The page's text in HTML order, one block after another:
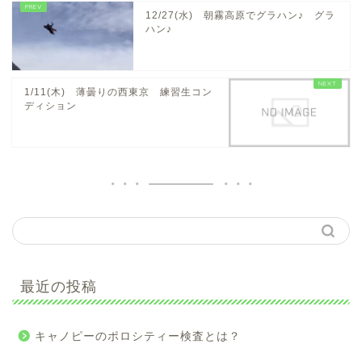
12/27(水) 朝霧高原でグラハン♪ グラ
ハン♪
1/11(木) 薄曇りの西東京 練習生コン
ディション
最近の投稿
キャノピーのポロシティー検査とは？